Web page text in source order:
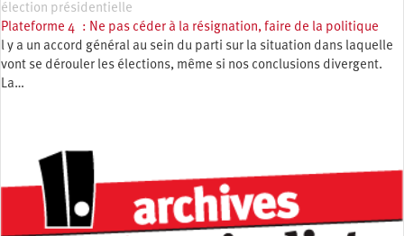
élection présidentielle
Plateforme 4 : Ne pas céder à la résignation, faire de la politique
l y a un accord général au sein du parti sur la situation dans laquelle
vont se dérouler les élections, même si nos conclusions divergent.
La…